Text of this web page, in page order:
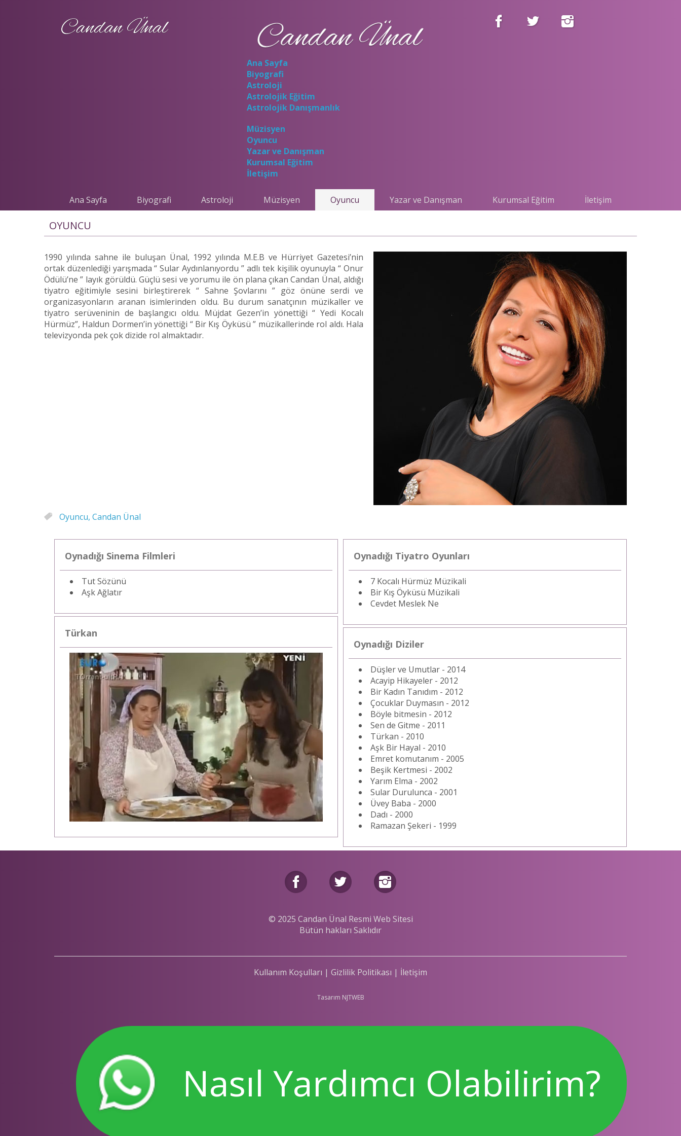
Ana Sayfa
Biyografi
Astroloji
Astrolojik Eğitim
Astrolojik Danışmanlık
Müzisyen
Oyuncu
Yazar ve Danışman
Kurumsal Eğitim
İletişim
Ana Sayfa Biyografi Astroloji Müzisyen Oyuncu Yazar ve Danışman Kurumsal Eğitim İletişim
OYUNCU
1990 yılında sahne ile buluşan Ünal, 1992 yılında M.E.B ve Hürriyet Gazetesi’nin
ortak düzenlediği yarışmada “ Sular Aydınlanıyordu ” adlı tek kişilik oyunuyla “ Onur
Ödülü’ne ” layık görüldü. Güçlü sesi ve yorumu ile ön plana çıkan Candan Ünal, aldığı
tiyatro eğitimiyle sesini birleştirerek “ Sahne Şovlarını ” göz önüne serdi ve
organizasyonların aranan isimlerinden oldu. Bu durum sanatçının müzikaller ve
tiyatro serüveninin de başlangıcı oldu. Müjdat Gezen’in yönettiği “ Yedi Kocalı
Hürmüz”, Haldun Dormen’in yönettiği “ Bir Kış Öyküsü ” müzikallerinde rol aldı. Hala
televizyonda pek çok dizide rol almaktadır.
Oyuncu, Candan Ünal
Oynadığı Sinema Filmleri
Tut Sözünü
Aşk Ağlatır
Türkan
Oynadığı Tiyatro Oyunları
7 Kocalı Hürmüz Müzikali
Bir Kış Öyküsü Müzikali
Cevdet Meslek Ne
Oynadığı Diziler
Düşler ve Umutlar - 2014
Acayip Hikayeler - 2012
Bir Kadın Tanıdım - 2012
Çocuklar Duymasın - 2012
Böyle bitmesin - 2012
Sen de Gitme - 2011
Türkan - 2010
Aşk Bir Hayal - 2010
Emret komutanım - 2005
Beşik Kertmesi - 2002
Yarım Elma - 2002
Sular Durulunca - 2001
Üvey Baba - 2000
Dadı - 2000
Ramazan Şekeri - 1999
© 2025 Candan Ünal Resmi Web Sitesi
Bütün hakları Saklıdır
Kullanım Koşulları | Gizlilik Politikası | İletişim
Tasarım NJTWEB
Nasıl Yardımcı Olabilirim?